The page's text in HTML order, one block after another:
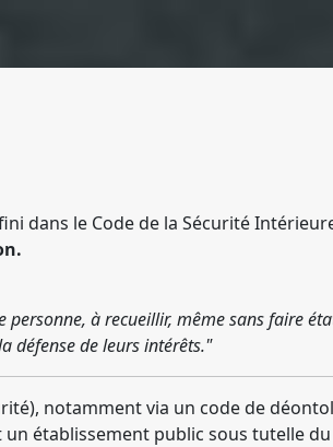
dans le Code de la Sécurité
à recueillir, même sans faire
défense de leurs intérêts."
notamment via un code de
un établissement public sous tutelle